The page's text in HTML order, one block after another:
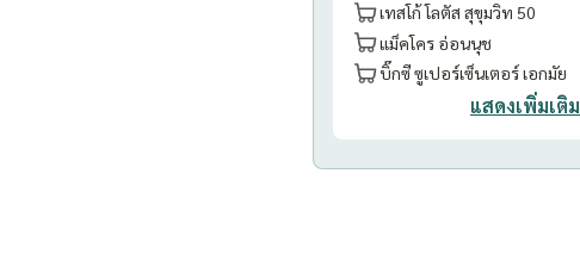
เทสโก้ โลตัส สุขุมวิท 50
แม็คโคร อ่อนนุช
บิ๊กซี ซูเปอร์เซ็นเตอร์ เอกมัย
แสดงเพิ่มเติม